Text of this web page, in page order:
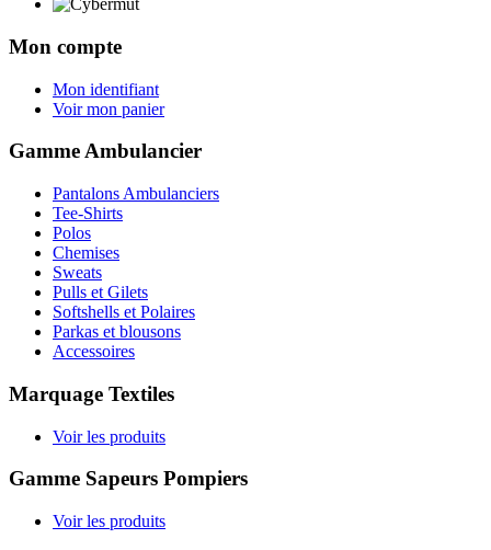
Mon compte
Mon identifiant
Voir mon panier
Gamme Ambulancier
Pantalons Ambulanciers
Tee-Shirts
Polos
Chemises
Sweats
Pulls et Gilets
Softshells et Polaires
Parkas et blousons
Accessoires
Marquage Textiles
Voir les produits
Gamme Sapeurs Pompiers
Voir les produits